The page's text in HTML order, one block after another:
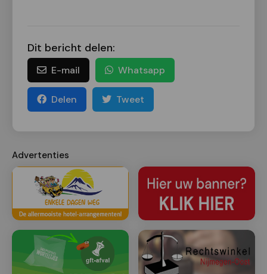
Dit bericht delen:
E-mail Whatsapp
Delen Tweet
Advertenties